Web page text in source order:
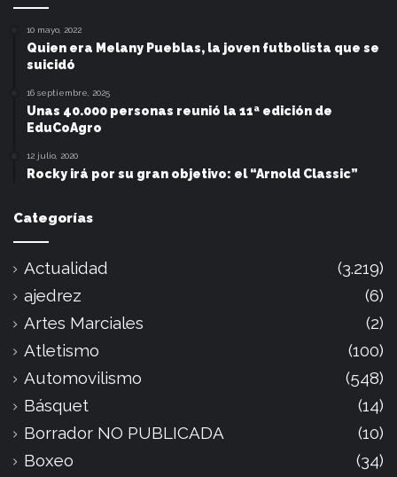
10 mayo, 2022
Quien era Melany Pueblas, la joven futbolista que se
suicidó
16 septiembre, 2025
Unas 40.000 personas reunió la 11ª edición de
EduCoAgro
12 julio, 2020
Rocky irá por su gran objetivo: el “Arnold Classic”
Categorías
Actualidad
(3.219)
ajedrez
(6)
Artes Marciales
(2)
Atletismo
(100)
Automovilismo
(548)
Básquet
(14)
Borrador NO PUBLICADA
(10)
Boxeo
(34)